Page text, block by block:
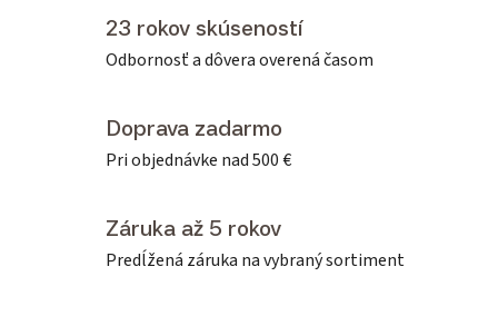
23 rokov skúseností
Odbornosť a dôvera overená časom
Doprava zadarmo
Pri objednávke nad 500 €
Záruka až 5 rokov
Predĺžená záruka na vybraný sortiment